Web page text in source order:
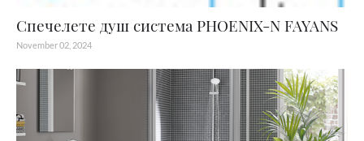
Спечелете душ система PHOENIX-N FAYANS
November 02, 2024